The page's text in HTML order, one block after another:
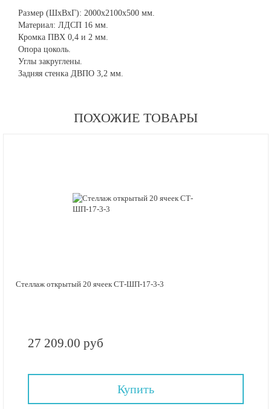
Размер (ШхВхГ): 2000х2100х500 мм.
Материал: ЛДСП 16 мм.
Кромка ПВХ 0,4 и 2 мм.
Опора цоколь.
Углы закруглены.
Задняя стенка ДВПО 3,2 мм.
ПОХОЖИЕ ТОВАРЫ
Стеллаж открытый 20 ячеек СТ-ШП-17-3-3
27 209.00 руб
Купить